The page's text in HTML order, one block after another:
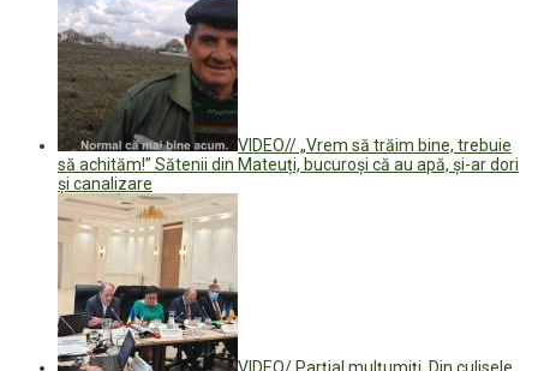
VIDEO// „Vrem să trăim bine, trebuie
să achităm!” Sătenii din Mateuți, bucuroși că au apă, și-ar dori
și canalizare